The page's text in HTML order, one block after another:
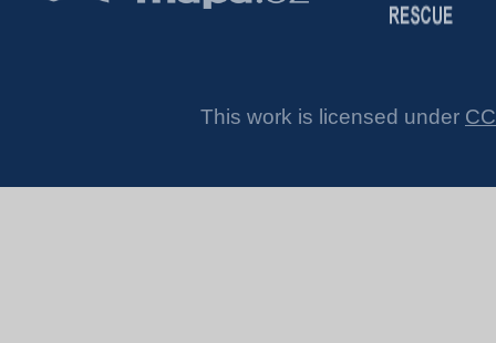
This work is licensed under